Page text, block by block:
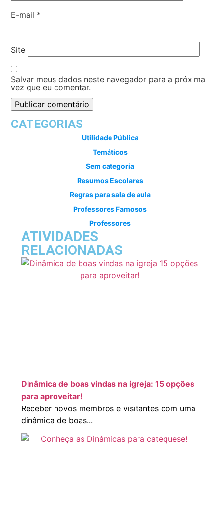
E-mail *
Site
Salvar meus dados neste navegador para a próxima
vez que eu comentar.
CATEGORIAS
Utilidade Pública
Temáticos
Sem categoria
Resumos Escolares
Regras para sala de aula
Professores Famosos
Professores
ATIVIDADES
RELACIONADAS
Dinâmica de boas vindas na igreja: 15 opções
para aproveitar!
Receber novos membros e visitantes com uma
dinâmica de boas...